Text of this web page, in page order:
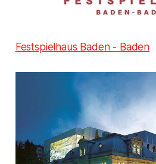
Festspielhaus Baden - Baden